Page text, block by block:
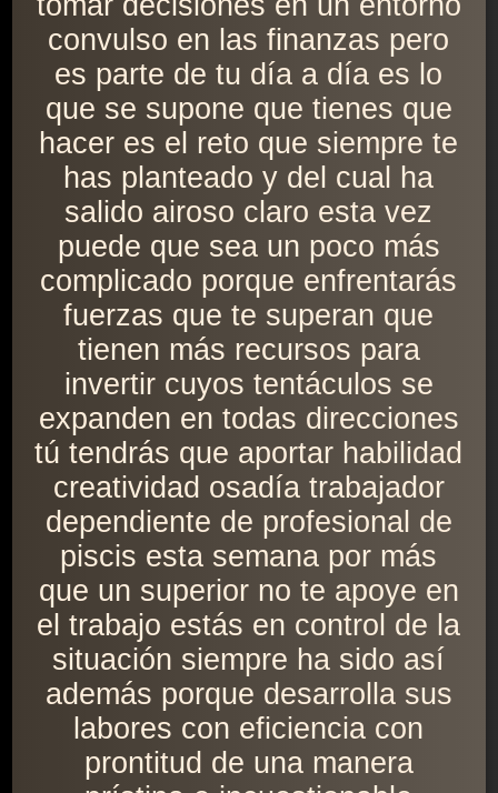
convulso en las finanzas pero
es parte de tu día a día es lo
que se supone que tienes que
hacer es el reto que siempre te
has planteado y del cual ha
salido airoso claro esta vez
puede que sea un poco más
complicado porque enfrentarás
fuerzas que te superan que
tienen más recursos para
invertir cuyos tentáculos se
expanden en todas direcciones
tú tendrás que aportar habilidad
creatividad osadía trabajador
dependiente de profesional de
piscis esta semana por más
que un superior no te apoye en
el trabajo estás en control de la
situación siempre ha sido así
además porque desarrolla sus
labores con eficiencia con
prontitud de una manera